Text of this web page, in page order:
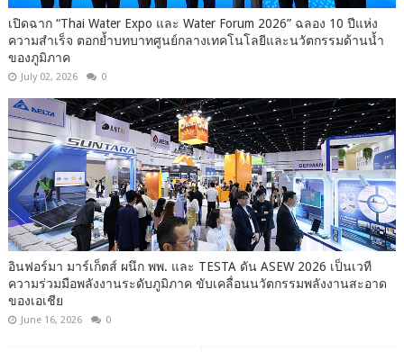
เปิดฉาก “Thai Water Expo และ Water Forum 2026” ฉลอง 10 ปีแห่ง
ความสำเร็จ ตอกย้ำบทบาทศูนย์กลางเทคโนโลยีและนวัตกรรมด้านน้ำ
ของภูมิภาค
July 02, 2026 0
อินฟอร์มา มาร์เก็ตส์ ผนึก พพ. และ TESTA ดัน ASEW 2026 เป็นเวที
ความร่วมมือพลังงานระดับภูมิภาค ขับเคลื่อนนวัตกรรมพลังงานสะอาด
ของเอเชีย
June 16, 2026 0